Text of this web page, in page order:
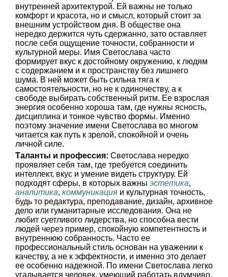
внутренней архитектурой. Ей важны не только
комфорт и красота, но и смысл, который стоит за
внешним устройством дня. В обществе она
нередко держится чуть сдержанно, зато оставляет
после себя ощущение точности, собранности и
культурной меры. Имя Светослава часто
формирует вкус к достойному окружению, к людям
с содержанием и к пространству без лишнего
шума. В ней может быть сильна тяга к
самостоятельности, но не к одиночеству, а к
свободе выбирать собственный ритм. Ее взрослая
энергия особенно хороша там, где нужны ясность,
дисциплина и тонкое чувство формы. Именно
поэтому значение имени Светослава во многом
читается как путь к зрелой, спокойной и очень
личной силе.
Таланты и профессия: Светослава нередко
проявляет себя там, где требуется соединить
интеллект, вкус и умение видеть структуру. Ей
подходят сферы, в которых важны эстетика,
аналитика, коммуникация и культурная точность,
будь то редактура, преподавание, дизайн, архивное
дело или гуманитарные исследования. Она не
любит суетливого лидерства, но способна вести
людей через пример, спокойную компетентность и
внутреннюю собранность. Часто ее
профессиональный стиль основан на уважении к
качеству, а не к эффектности, и именно это делает
ее особенно надежной. По имени Светослава легко
угадывается человек, умеющий работать вдумчиво,